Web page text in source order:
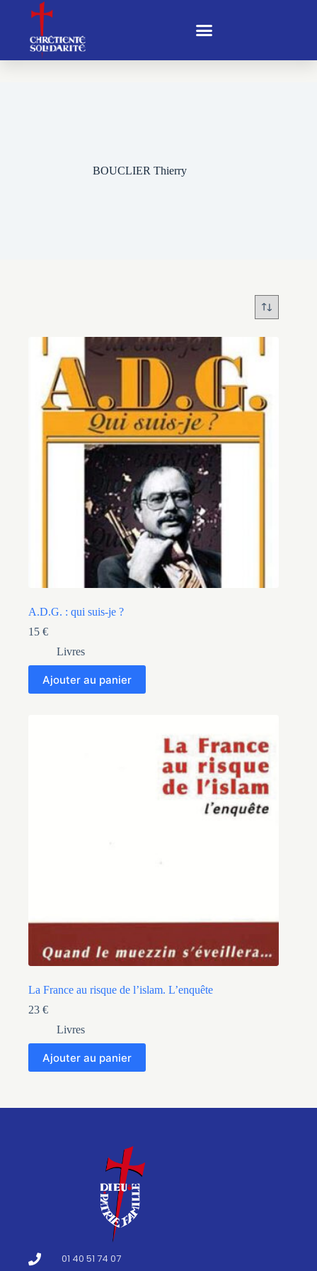
BOUCLIER Thierry
A.D.G. : qui suis-je ?
15 €
Livres
Ajouter au panier
La France au risque de l’islam. L’enquête
23 €
Livres
Ajouter au panier
01 40 51 74 07